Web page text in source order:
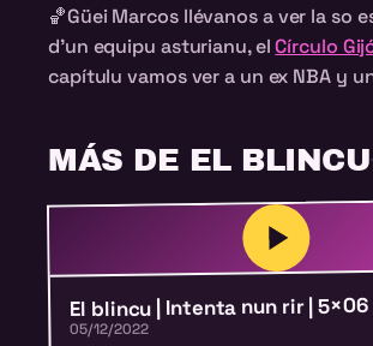
🏀Güei Marcos llévanos a ver la so
d’un equipu asturianu, elCírculo
capítulu vamos ver a un ex NBA y
MÁS DE EL BLINCU
El blincu | Intenta nun rir | 5×06
05/12/2022